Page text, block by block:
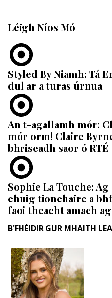
Léigh Níos Mó
Styled By Niamh: Tá
dul ar a turas úrnua
An t-agallamh mór:
mór orm! Claire
bhriseadh saor ó RTÉ
Sophie La Touche: Ag
chuig tionchaire a
faoi theacht amach ag
B'FHÉIDIR GUR MHAITH